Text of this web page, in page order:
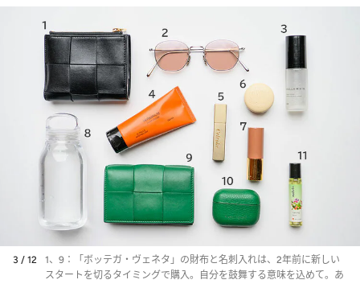
3 / 12
1、9：「ボッテガ・ヴェネタ」の財布と名刺入れは、2年前に新しい
スタートを切るタイミングで購入。自分を鼓舞する意味を込めて。あ